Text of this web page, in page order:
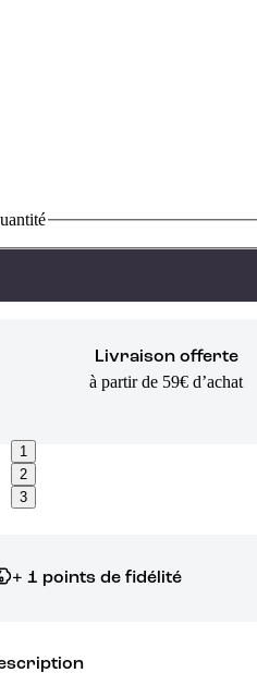
Livraison offerte
à partir de 59€ d’achat
1
2
3
+ 1 points de fidélité